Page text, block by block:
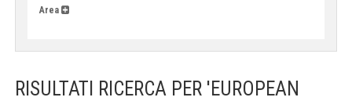
Area
RISULTATI RICERCA PER 'EUROPEAN